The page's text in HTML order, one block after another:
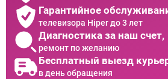
Гарантийное
телевизора Hiper до 3 лет
Диагностика за наш счет,
ремонт по желанию
Бесплатный выезд
в день обращения